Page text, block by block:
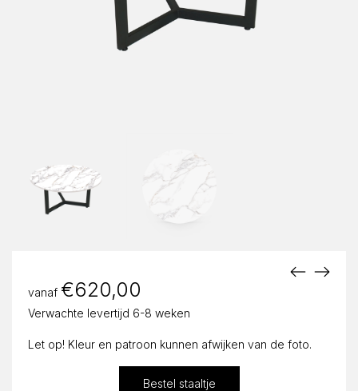
vanaf €620,00
Verwachte levertijd 6-8 weken
Let op! Kleur en patroon kunnen afwijken van de foto.
Bestel staaltje